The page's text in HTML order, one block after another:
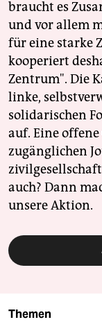
braucht es
und vor allem
für eine starke
kooperiert
Zentrum". Die
linke,
solidarischen
auf. Eine
zugänglichen
auch? Dann
unsere Aktion.
Themen